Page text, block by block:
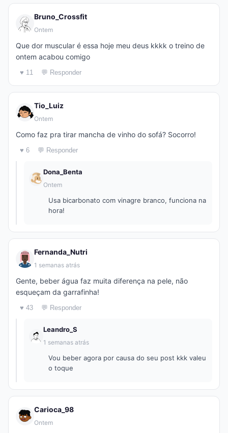
Bruno_Crossfit
Ontem
Que dor muscular é essa hoje meu deus kkkk o treino de
ontem acabou comigo
♥ 11 💬 Responder
Tio_Luiz
Ontem
Como faz pra tirar mancha de vinho do sofá? Socorro!
♥ 6 💬 Responder
Dona_Benta
Ontem
Usa bicarbonato com vinagre branco, funciona na
hora!
Fernanda_Nutri
1 semanas atrás
Gente, beber água faz muita diferença na pele, não
esqueçam da garrafinha!
♥ 43 💬 Responder
Leandro_S
1 semanas atrás
Vou beber agora por causa do seu post kkk valeu
o toque
Carioca_98
Ontem